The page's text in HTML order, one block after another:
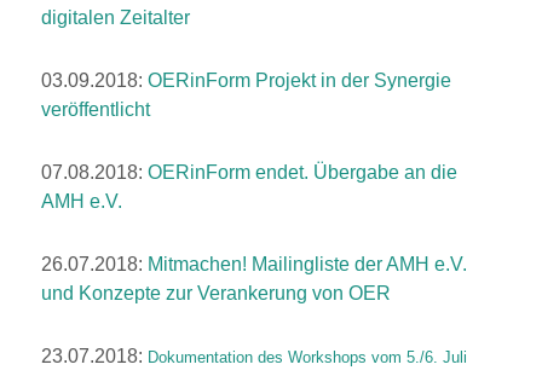
digitalen Zeitalter
03.09.2018:OERinForm Projekt in der Synergie
veröffentlicht
07.08.2018:OERinForm endet. Übergabe an die
AMH e.V.
26.07.2018: Mitmachen! Mailingliste der AMH e.V.
und Konzepte zur Verankerung von OER
23.07.2018: Dokumentation des Workshops vom 5./6. Juli